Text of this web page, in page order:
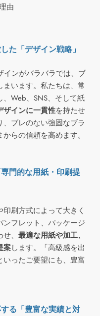
由
た「デザイン戦略」
インがバラバラでは、ブ
います。私たちは、常
Web、SNS、そして紙
ザインに一貫性を持たせ
ブレのない強固なブラ
らの信頼を高めます。
門的な用紙・印刷提
刷方式によって大きく
フレット、パッケージ
せ、最適な用紙や加工、
案します。「高級感を出
ったご要望にも、豊富
る「豊富な実績と対